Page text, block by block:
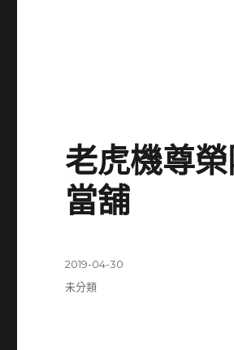
老虎機尊
當舖
發
佈
2019-04-30
分
未分類